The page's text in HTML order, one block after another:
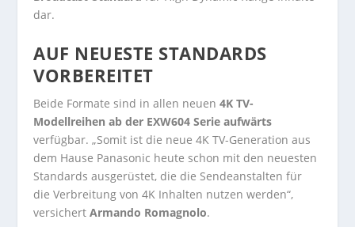
dar.
AUF NEUESTE STANDARDS
VORBEREITET
Beide Formate sind in allen neuen 4K TV-
Modellreihen ab der EXW604 Serie aufwärts
verfügbar. „Somit ist die neue 4K TV-Generation aus
dem Hause Panasonic heute schon mit den neuesten
Standards ausgerüstet, die die Sendeanstalten für
die Verbreitung von 4K Inhalten nutzen werden“,
versichertArmando Romagnolo.